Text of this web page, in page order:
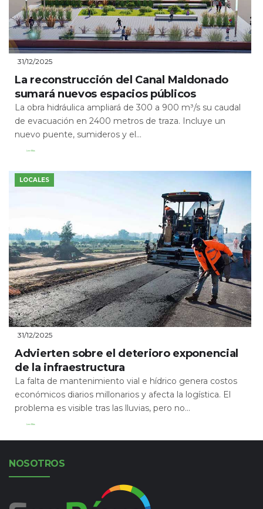
31/12/2025
La reconstrucción del Canal Maldonado
sumará nuevos espacios públicos
La obra hidráulica ampliará de 300 a 900 m³/s su caudal
de evacuación en 2400 metros de traza. Incluye un
nuevo puente, sumideros y el...
Leer Más
LOCALES
31/12/2025
Advierten sobre el deterioro exponencial
de la infraestructura
La falta de mantenimiento vial e hídrico genera costos
económicos diarios millonarios y afecta la logística. El
problema es visible tras las lluvias, pero no...
Leer Más
NOSOTROS